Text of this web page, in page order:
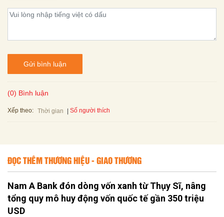
Gửi bình luận
(0) Bình luận
Xếp theo: Thời gian Số người thích
ĐỌC THÊM THƯƠNG HIỆU - GIAO THƯƠNG
Nam A Bank đón dòng vốn xanh từ Thụy Sĩ, nâng
tổng quy mô huy động vốn quốc tế gần 350 triệu
USD